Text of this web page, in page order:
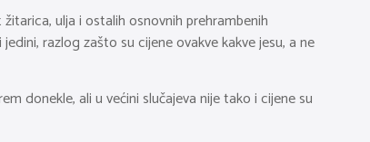
ulja i ostalih osnovnih prehrambenih
razlog zašto su cijene ovakve kakve jesu, a ne
donekle, ali u većini slučajeva nije tako i cijene su